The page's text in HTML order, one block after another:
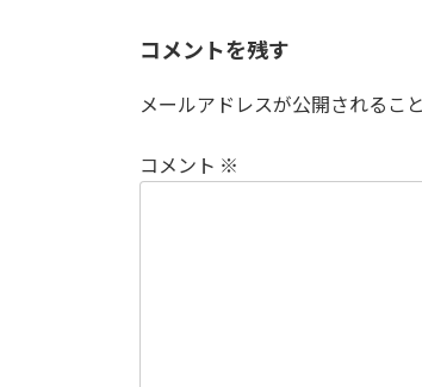
コメントを残す
メールアドレスが公開されるこ
コメント ※